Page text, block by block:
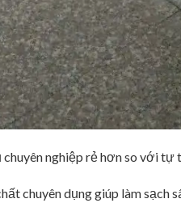
chuyên nghiệp rẻ hơn so với tự
chuyên dụng giúp làm sạch